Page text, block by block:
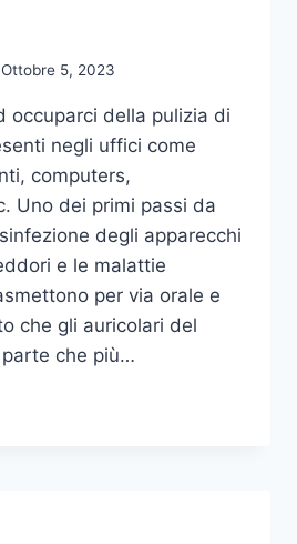
Ottobre 5, 2023
occuparci della pulizia di
negli uffici come
computers,
Uno dei primi passi da
degli apparecchi
e le malattie
per via orale e
che gli auricolari del
che più…